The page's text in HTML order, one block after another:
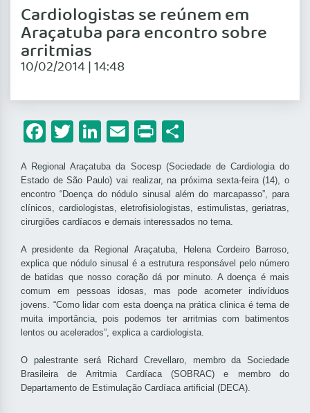
Cardiologistas se reúnem em
Araçatuba para encontro sobre
arritmias
10/02/2014 | 14:48
Facebook
Twitter
LinkedIn
Email
Print
A Regional Araçatuba da Socesp (Sociedade de Cardiologia do
Estado de São Paulo) vai realizar, na próxima sexta-feira (14), o
encontro “Doença do nódulo sinusal além do marcapasso”, para
clínicos, cardiologistas, eletrofisiologistas, estimulistas, geriatras,
cirurgiões cardíacos e demais interessados no tema.
A presidente da Regional Araçatuba, Helena Cordeiro Barroso,
explica que nódulo sinusal é a estrutura responsável pelo número
de batidas que nosso coração dá por minuto. A doença é mais
comum em pessoas idosas, mas pode acometer indivíduos
jovens. “Como lidar com esta doença na prática clinica é tema de
muita importância, pois podemos ter arritmias com batimentos
lentos ou acelerados”, explica a cardiologista.
O palestrante será Richard Crevellaro, membro da Sociedade
Brasileira de Arritmia Cardíaca (SOBRAC) e membro do
Departamento de Estimulação Cardíaca artificial (DECA).